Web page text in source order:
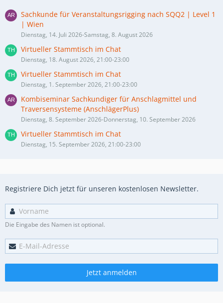
Sachkunde für Veranstaltungsrigging nach SQQ2 | Level 1
| Wien
Dienstag, 14. Juli 2026-Samstag, 8. August 2026
Virtueller Stammtisch im Chat
Dienstag, 18. August 2026, 21:00-23:00
Virtueller Stammtisch im Chat
Dienstag, 1. September 2026, 21:00-23:00
Kombiseminar Sachkundiger für Anschlagmittel und
Traversensysteme (AnschlägerPlus)
Dienstag, 8. September 2026-Donnerstag, 10. September 2026
Virtueller Stammtisch im Chat
Dienstag, 15. September 2026, 21:00-23:00
Registriere Dich jetzt für unseren kostenlosen Newsletter.
Die Eingabe des Namen ist optional.
Jetzt anmelden